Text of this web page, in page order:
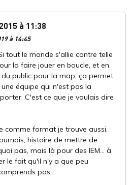
à 11:38
à 14:45
tout le monde s'allie contre telle
la faire jouer en boucle, et en
public pour la map, ça permet
équipe qui n'est pas la
C'est ce que je voulais dire
comme format je trouve aussi,
histoire de mettre de
pas, mais là pour des IEM... à
le fait qu'il n'y a que peu
pas.